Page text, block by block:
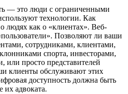
— это люди с ограниченными
технологии. Как
людях как о «клиентах». Веб-
Позволяют ли ваши
сотрудниками, клиентами,
спорта, инвесторами,
или просто представителей
клиенты обслуживают этих
доступность должна быть
их адвоката.